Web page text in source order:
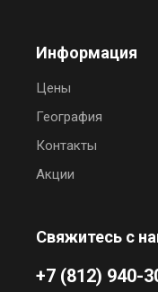
Информация
Цены
География
Контакты
Акции
Свяжитесь с
+7 (812) 940-